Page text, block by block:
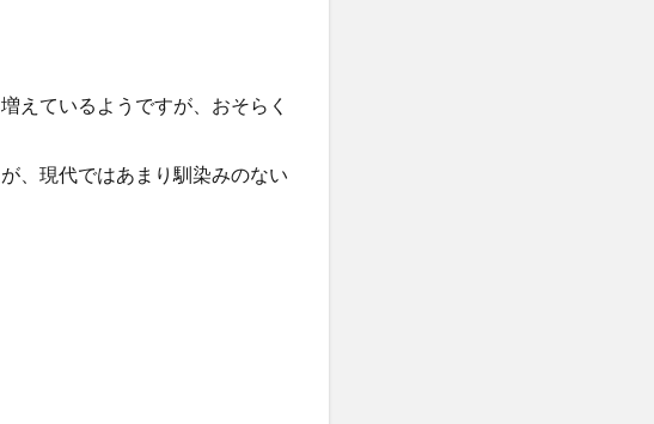
えているようですが、おそらく
、現代ではあまり馴染みのない